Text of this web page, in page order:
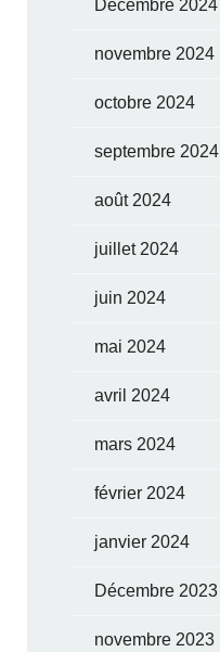
Décembre 2024
novembre 2024
octobre 2024
septembre 2024
août 2024
juillet 2024
juin 2024
mai 2024
avril 2024
mars 2024
février 2024
janvier 2024
Décembre 2023
novembre 2023